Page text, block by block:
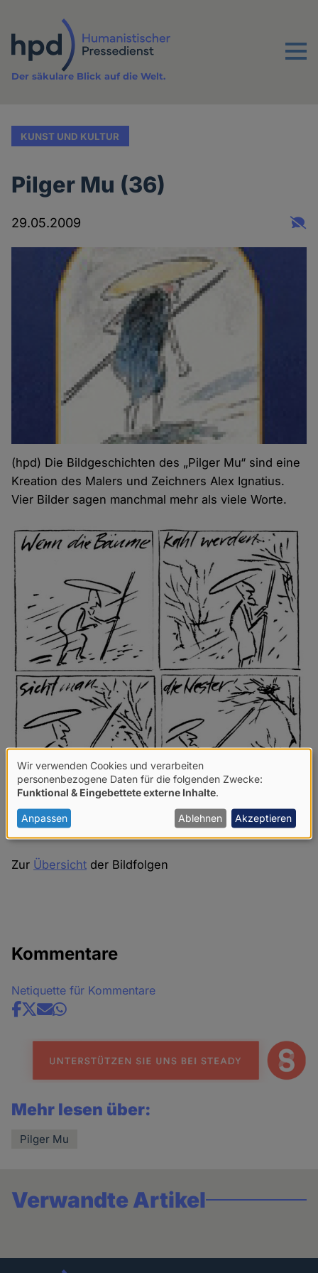
Inhalt
Menu
Der säkulare Blick auf die Welt.
KUNST UND KULTUR
Pilger Mu (36)
29.05.2009
(hpd) Die Bildgeschichten des „Pilger Mu“ sind eine
Kreation des Malers und Zeichners Alex Ignatius.
Vier Bilder sagen manchmal mehr als viele Worte.
Zur Übersicht der Bildfolgen
Kommentare
Netiquette für Kommentare
Share
news
Mehr lesen über:
Pilger Mu
Verwandte Artikel
Verwendung
von
personenbezogenen
Daten
und
Wir verwenden Cookies und verarbeiten
personenbezogene Daten für die folgenden Zwecke:
Funktional & Eingebettete externe Inhalte
Anpassen Ablehnen Akzeptieren